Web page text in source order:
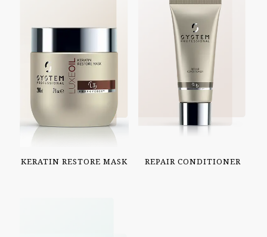
KERATIN RESTORE MASK REPAIR CONDITIONER